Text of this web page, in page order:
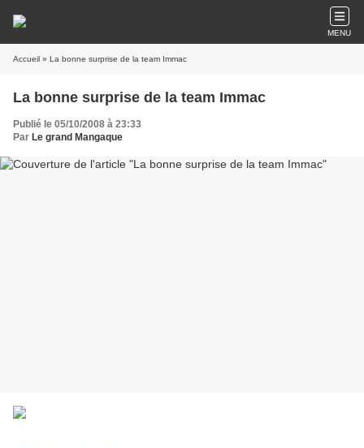
MENU
Accueil » La bonne surprise de la team Immac
La bonne surprise de la team Immac
Publié le 05/10/2008 à 23:33
Par Le grand Mangaque